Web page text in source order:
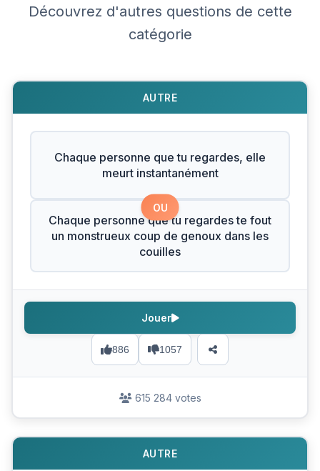
Découvrez d'autres questions de cette
catégorie
AUTRE
Chaque personne que tu regardes, elle
meurt instantanément
OU
Chaque personne que tu regardes te fout
un monstrueux coup de genoux dans les
couilles
886 1057
Jouer
615 284 votes
AUTRE